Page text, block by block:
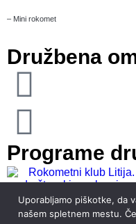
– Mini rokomet
Družbena
Programe
Uporabljamo piškotke, da
našem spletnem mestu.